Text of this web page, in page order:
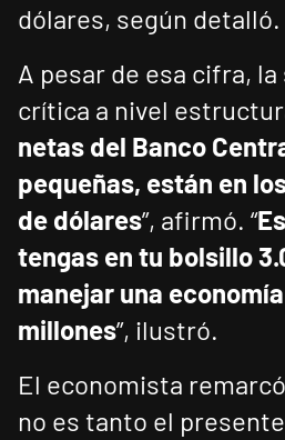
dólares, según detalló.
A pesar de esa cifra,
crítica a nivel
netas del Banco
pequeñas, están en
de dólares”, afirmó. “
tengas en tu bolsillo
manejar una
millones”, ilustró.
El economista
no es tanto el